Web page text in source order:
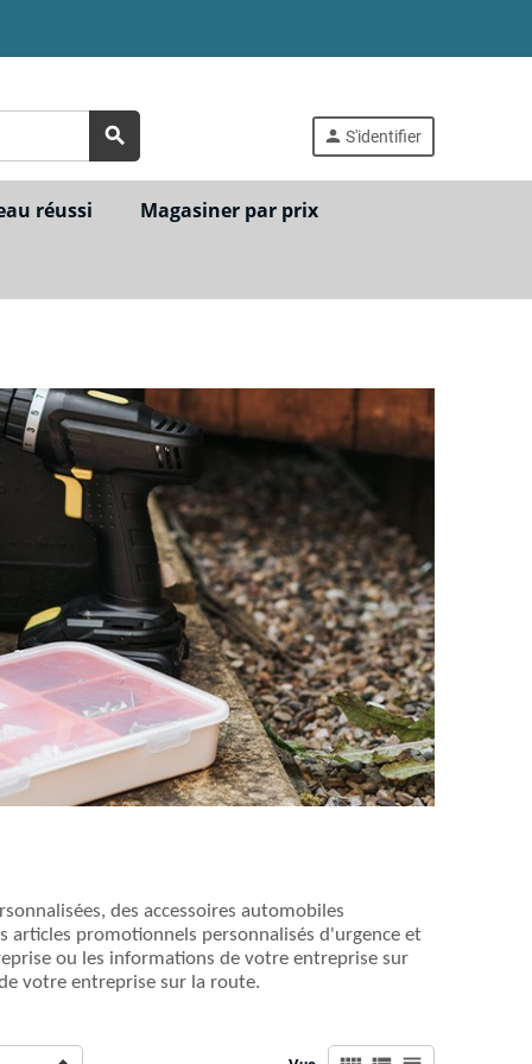
search person S'identifier
réussi Magasiner par prix
des accessoires automobiles
articles promotionnels personnalisés d'urgence et
ou les informations de votre entreprise sur
votre entreprise sur la route.